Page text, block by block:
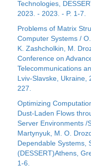
Technologies,
2023. - 2023. - P. 1-7.
Problems of Matrix
Computer Systems /
K. Zashcholkin, M.
Conference on
Telecommunications
Lviv-Slavske, Ukraine,
227.
Optimizing
Dust-Laden Flows
Server Environments /
Martynyuk, M. O.
Dependable Systems,
(DESSERT)Athens,
1-6.